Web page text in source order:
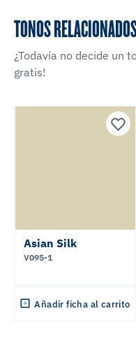
TONOS
¿Todavía no decide un
gratis!
Asian Silk
V095-1
Añadir ficha al carrito